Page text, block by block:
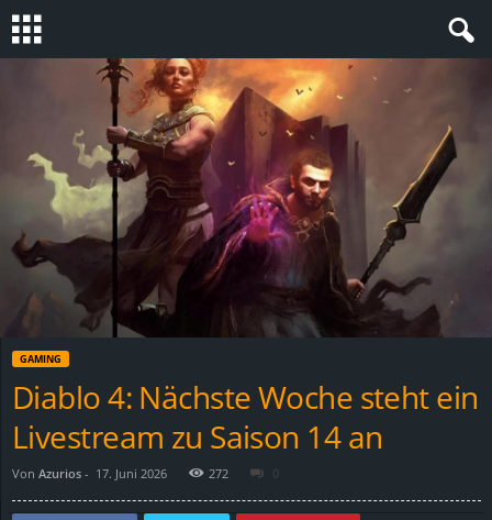
GAMING
Diablo 4: Nächste Woche steht ein
Livestream zu Saison 14 an
Von Azurios - 17. Juni 2026 272 0